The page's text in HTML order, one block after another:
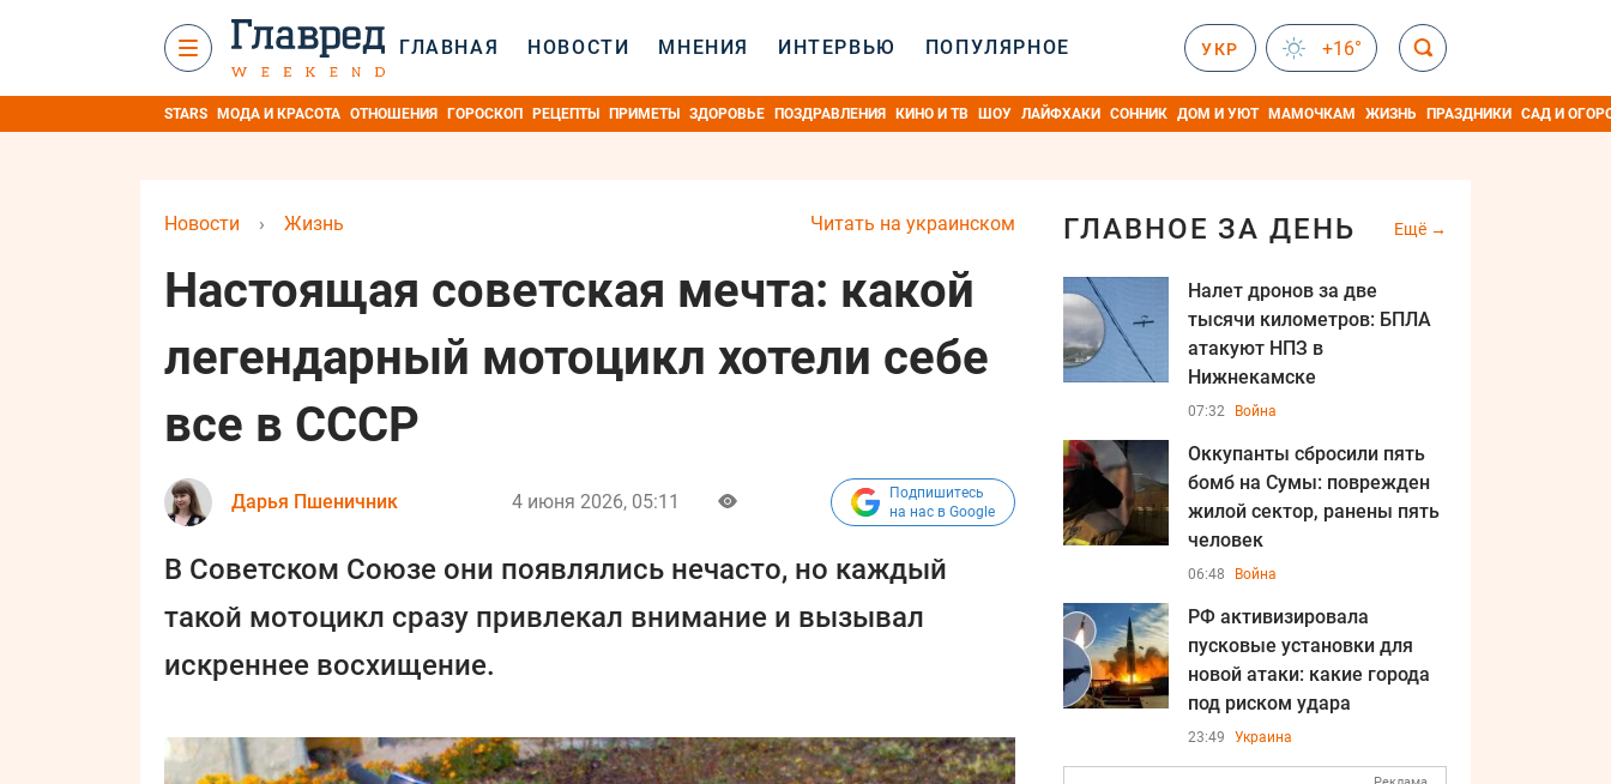
ГЛАВНАЯ НОВОСТИ МНЕНИЯ ИНТЕРВЬЮ ПОПУЛЯРНОЕ УКР +16°
STARS МОДА И КРАСОТА ОТНОШЕНИЯ ГОРОСКОП РЕЦЕПТЫ ПРИМЕТЫ ЗДОРОВЬЕ ПОЗДРАВЛЕНИЯ КИНО И ТВ ШОУ ЛАЙФХАКИ СОННИК ДОМ И УЮТ МАМОЧКАМ ЖИЗНЬ ПРАЗДНИКИ САД И
Читать на украинском
Новости › Жизнь
Настоящая советская мечта: какой
легендарный мотоцикл хотели себе
все в СССР
Дарья Пшеничник 4 июня 2026, 05:11
Подпишитесь
на нас в Google
В Советском Союзе они появлялись нечасто, но каждый
такой мотоцикл сразу привлекал внимание и вызывал
искреннее восхищение.
ГЛАВНОЕ ЗА ДЕНЬ Ещё
Налет дронов за две
тысячи километров: БПЛА
атакуют НПЗ в
Нижнекамске
07:32 Война
Оккупанты сбросили пять
бомб на Сумы: поврежден
жилой сектор, ранены пять
человек
06:48 Война
РФ активизировала
пусковые установки для
новой атаки: какие города
под риском удара
23:49 Украина